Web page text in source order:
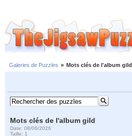
Galeries de Puzzles » Mots clés de l'album gild
Mots clés de l'album gild
Date: 08/06/2026
Taille: 1